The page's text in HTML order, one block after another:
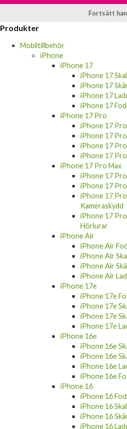
Fortsätt
Produkter
Mobiltillbehör
iPhone
iPhone 17
iPhone 17 Skal
iPhone 17
iPhone 17
iPhone 17
iPhone 17 Pro
iPhone 17
iPhone 17 Pro
iPhone 17
iPhone 17
iPhone 17 Pro Max
iPhone 17
iPhone 17 Pro
iPhone 17
Kameraskydd
iPhone 17
Hörlurar
iPhone Air
iPhone Air
iPhone Air
iPhone Air
iPhone Air
iPhone 17e
iPhone 17e
iPhone 17e
iPhone 17e
iPhone 17e
iPhone 16e
iPhone 16e
iPhone 16e
iPhone 16e
iPhone 16e
iPhone 16
iPhone 16
iPhone 16 Skal
iPhone 16
iPhone 16